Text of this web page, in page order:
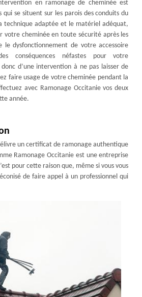
en ramonage de cheminée est
qui se situent sur les parois des conduits du
technique adaptée et le matériel adéquat,
votre cheminée en toute sécurité après les
le dysfonctionnement de votre accessoire
conséquences néfastes pour votre
d’une intervention à ne pas laisser de
faire usage de votre cheminée pendant la
avec Ramonage Occitanie vos deux
année.
un certificat de ramonage authentique
Ramonage Occitanie est une entreprise
pour cette raison que, même si vous vous
de faire appel à un professionnel qui